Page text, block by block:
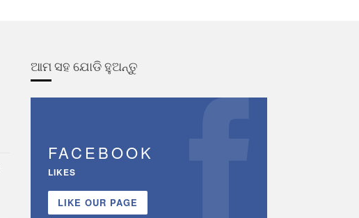
ଆମ ସହ ଯୋଡି ହୁଅନ୍ତୁ
FACEBOOK
LIKES
LIKE OUR PAGE